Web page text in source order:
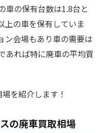
車の保有台数は1.8台と
上の車を保有していま
ン会場もあり車の需要は
あれば特に廃車の平均買
を紹介します！
の廃車買取相場